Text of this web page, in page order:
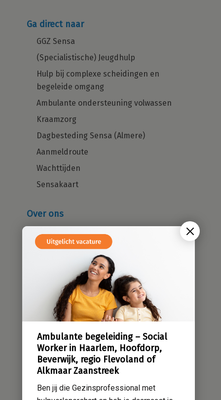
Ambulante begeleiding – Social
Worker in Haarlem, Hoofdorp,
Beverwijk, regio Flevoland of
Alkmaar Zaanstreek
Ben jij die Gezinsprofessional met
Ga direct naar
GGZ Sensa
(Specialistische) Jeugdhulp
Hulp bij complexe scheidingen en
begeleide omgang
Ambulante ondersteuning volwassen
Kraamzorg
Dagbesteding Sensa (Almere)
Aanmeldroute
Wachttijden
Sensakaart
Over ons
Cliëntenraad
Kwaliteitsbeleid
Sensatieve methodiek
Groene zorg
Stichting Sensa
Contact